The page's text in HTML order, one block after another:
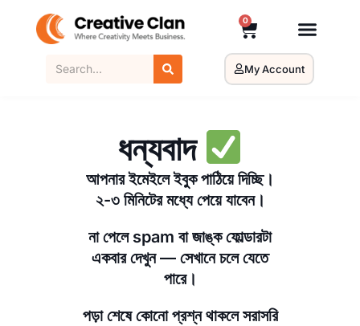
0
My Account
ধন্যবাদ
আপনার ইমেইলে ইবুক পাঠিয়ে দিচ্ছি।
২-৩ মিনিটের মধ্যে পেয়ে যাবেন।
না পেলে spam বা জাঙ্ক ফোল্ডারটা
একবার দেখুন — সেখানে চলে যেতে
পারে।
পড়া শেষে কোনো প্রশ্ন থাকলে সরাসরি